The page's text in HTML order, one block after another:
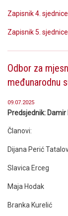
Zapisnik 4. sjednice
Zapisnik 5. sjednice
Odbor za
međunarodnu
09.07.2025
Predsjednik: Damir
Članovi:
Dijana Perić
Slavica Erceg
Maja Hodak
Branka Kurelić